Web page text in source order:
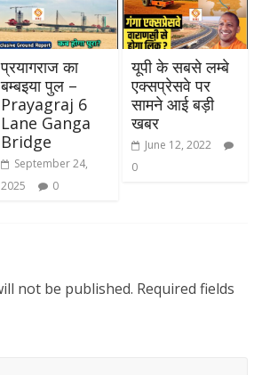
प्रयागराज का
बम्बइया पुल –
Prayagraj 6
Lane Ganga
Bridge
September 24,
2025
0
यूपी के सबसे लम्बे
एक्सप्रेसवे पर
सामने आई बड़ी
खबर
June 12, 2022
0
not be published. Required fields